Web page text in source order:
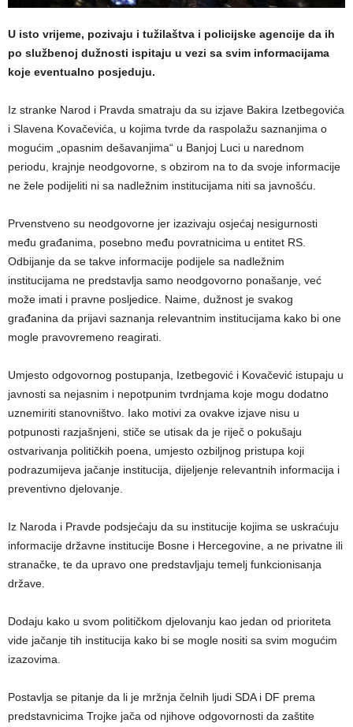
U isto vrijeme, pozivaju i tužilaštva i policijske agencije da ih
po službenoj dužnosti ispitaju u vezi sa svim informacijama
koje eventualno posjeduju.
Iz stranke Narod i Pravda smatraju da su izjave Bakira Izetbegovića
i Slavena Kovačevića, u kojima tvrde da raspolažu saznanjima o
mogućim „opasnim dešavanjima“ u Banjoj Luci u narednom
periodu, krajnje neodgovorne, s obzirom na to da svoje informacije
ne žele podijeliti ni sa nadležnim institucijama niti sa javnošću.
Prvenstveno su neodgovorne jer izazivaju osjećaj nesigurnosti
među građanima, posebno među povratnicima u entitet RS.
Odbijanje da se takve informacije podijele sa nadležnim
institucijama ne predstavlja samo neodgovorno ponašanje, već
može imati i pravne posljedice. Naime, dužnost je svakog
građanina da prijavi saznanja relevantnim institucijama kako bi one
mogle pravovremeno reagirati.
Umjesto odgovornog postupanja, Izetbegović i Kovačević istupaju u
javnosti sa nejasnim i nepotpunim tvrdnjama koje mogu dodatno
uznemiriti stanovništvo. Iako motivi za ovakve izjave nisu u
potpunosti razjašnjeni, stiče se utisak da je riječ o pokušaju
ostvarivanja političkih poena, umjesto ozbiljnog pristupa koji
podrazumijeva jačanje institucija, dijeljenje relevantnih informacija i
preventivno djelovanje.
Iz Naroda i Pravde podsjećaju da su institucije kojima se uskraćuju
informacije državne institucije Bosne i Hercegovine, a ne privatne ili
stranačke, te da upravo one predstavljaju temelj funkcionisanja
države.
Dodaju kako u svom političkom djelovanju kao jedan od prioriteta
vide jačanje tih institucija kako bi se mogle nositi sa svim mogućim
izazovima.
Postavlja se pitanje da li je mržnja čelnih ljudi SDA i DF prema
predstavnicima Trojke jača od njihove odgovornosti da zaštite